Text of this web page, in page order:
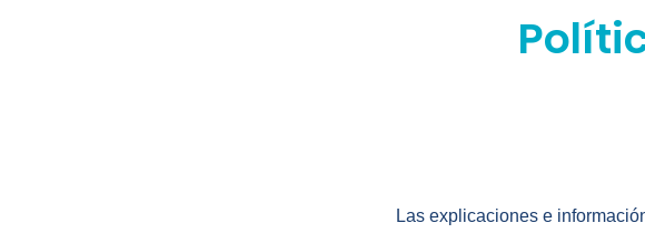
Las explicaciones e